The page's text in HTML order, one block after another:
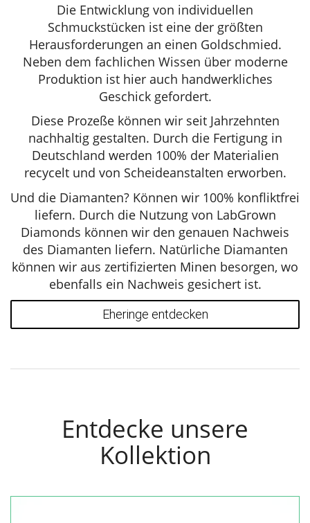
Die Entwicklung von individuellen
Schmuckstücken ist eine der größten
Herausforderungen an einen Goldschmied.
Neben dem fachlichen Wissen über moderne
Produktion ist hier auch handwerkliches
Geschick gefordert.
Diese Prozeße können wir seit Jahrzehnten
nachhaltig gestalten. Durch die Fertigung in
Deutschland werden 100% der Materialien
recycelt und von Scheideanstalten erworben.
Und die Diamanten? Können wir 100% konfliktfrei
liefern. Durch die Nutzung von LabGrown
Diamonds können wir den genauen Nachweis
des Diamanten liefern. Natürliche Diamanten
können wir aus zertifizierten Minen besorgen, wo
ebenfalls ein Nachweis gesichert ist.
Eheringe entdecken
Entdecke unsere
Kollektion